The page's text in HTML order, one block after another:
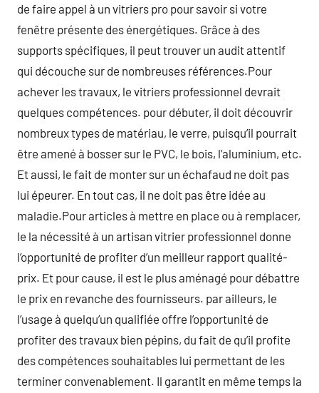
de faire appel à un vitriers pro pour savoir si votre
fenêtre présente des énergétiques. Grâce à des
supports spécifiques, il peut trouver un audit attentif
qui découche sur de nombreuses références.Pour
achever les travaux, le vitriers professionnel devrait
quelques compétences. pour débuter, il doit découvrir
nombreux types de matériau, le verre, puisqu’il pourrait
être amené à bosser sur le PVC, le bois, l’aluminium, etc.
Et aussi, le fait de monter sur un échafaud ne doit pas
lui épeurer. En tout cas, il ne doit pas être idée au
maladie.Pour articles à mettre en place ou à remplacer,
le la nécessité à un artisan vitrier professionnel donne
l’opportunité de profiter d’un meilleur rapport qualité-
prix. Et pour cause, il est le plus aménagé pour débattre
le prix en revanche des fournisseurs. par ailleurs, le
l’usage à quelqu’un qualifiée offre l’opportunité de
profiter des travaux bien pépins, du fait de qu’il profite
des compétences souhaitables lui permettant de les
terminer convenablement. Il garantit en même temps la